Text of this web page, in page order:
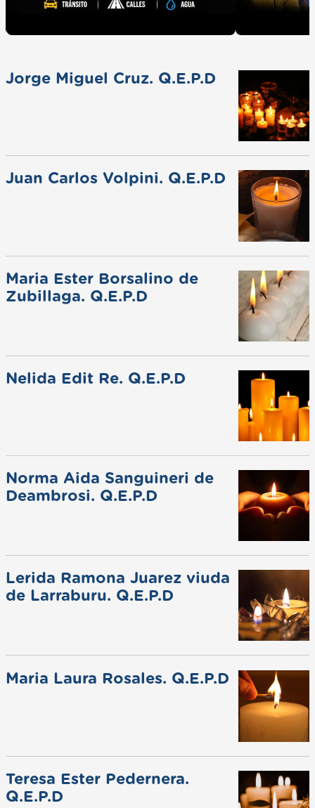
Jorge Miguel Cruz. Q.E.P.D
Juan Carlos Volpini. Q.E.P.D
Maria Ester Borsalino de
Zubillaga. Q.E.P.D
Nelida Edit Re. Q.E.P.D
Norma Aida Sanguineri de
Deambrosi. Q.E.P.D
Lerida Ramona Juarez viuda
de Larraburu. Q.E.P.D
Maria Laura Rosales. Q.E.P.D
Teresa Ester Pedernera.
Q.E.P.D